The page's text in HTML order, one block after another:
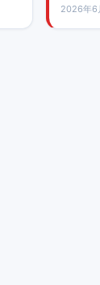
されてい
2026年6